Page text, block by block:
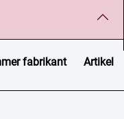
fabrikant Artikel